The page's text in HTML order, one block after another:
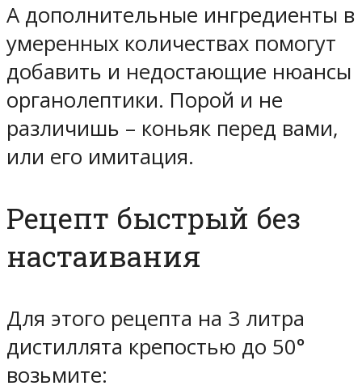
А дополнительные ингредиенты в
умеренных количествах помогут
добавить и недостающие нюансы
органолептики. Порой и не
различишь – коньяк перед вами,
или его имитация.
Рецепт быстрый без
настаивания
Для этого рецепта на 3 литра
дистиллята крепостью до 50°
возьмите: